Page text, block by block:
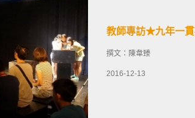
教師專訪★九年一貫
撰文：陳韋臻
2016-12-13